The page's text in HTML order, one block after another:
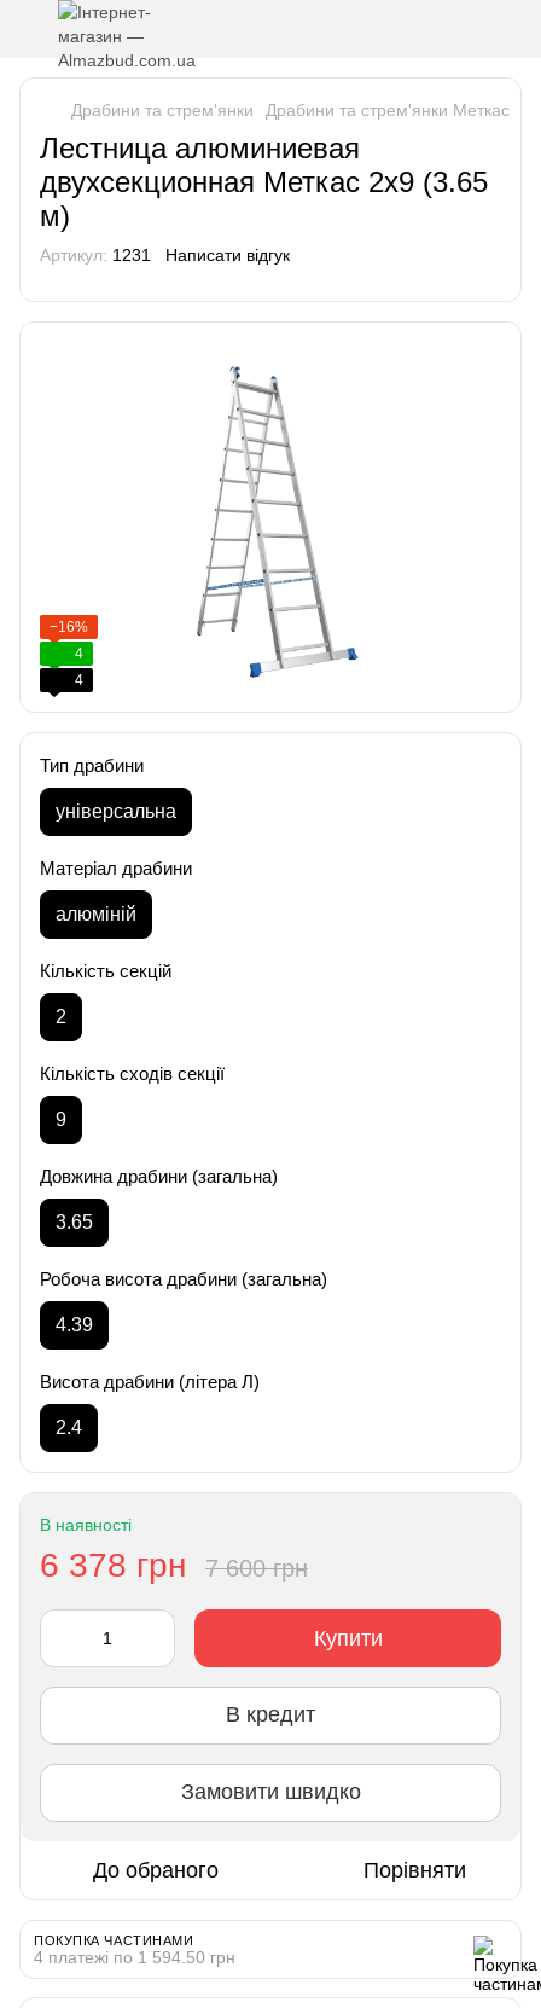
Драбини та стрем'янки Драбини та стрем'янки Меткас
Лестница алюминиевая
двухсекционная Меткас 2х9 (3.65
м)
Артикул: 1231 Написати відгук
−16%
4
4
Тип драбини
універсальна
Матеріал драбини
алюміній
Кількість секцій
2
Кількість сходів секції
9
Довжина драбини (загальна)
3.65
Робоча висота драбини (загальна)
4.39
Висота драбини (літера Л)
2.4
В наявності
6 378 грн 7 600 грн
Купити
В кредит
Замовити швидко
До обраного Порівняти
ПОКУПКА ЧАСТИНАМИ
4 платежі по 1 594.50 грн